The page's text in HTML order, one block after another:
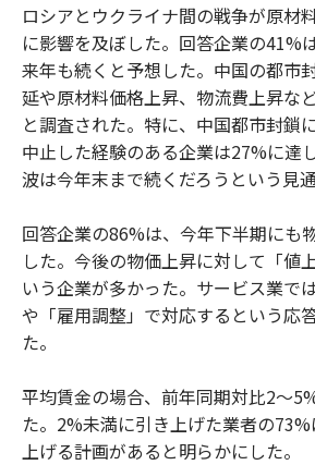
ロシアとウクライナ間の戦争が原材
に影響を及ぼした。回答企業の41%
来年も続くと予想した。中国の都市
延や原材料価格上昇、物流費上昇な
と調査された。特に、中国都市封鎖
中止した経験のある企業は27%に達
波は今年末まで続くだろうという見
回答企業の86%は、今年下半期にも
した。今後の物価上昇に対して「値
いう企業が多かった。サービス業で
や「雇用調整」で対応するという応
た。
平均賃金の場合、前年同期対比2～
た。2%未満に引き上げた業者の
上げる計画があると明らかにした。